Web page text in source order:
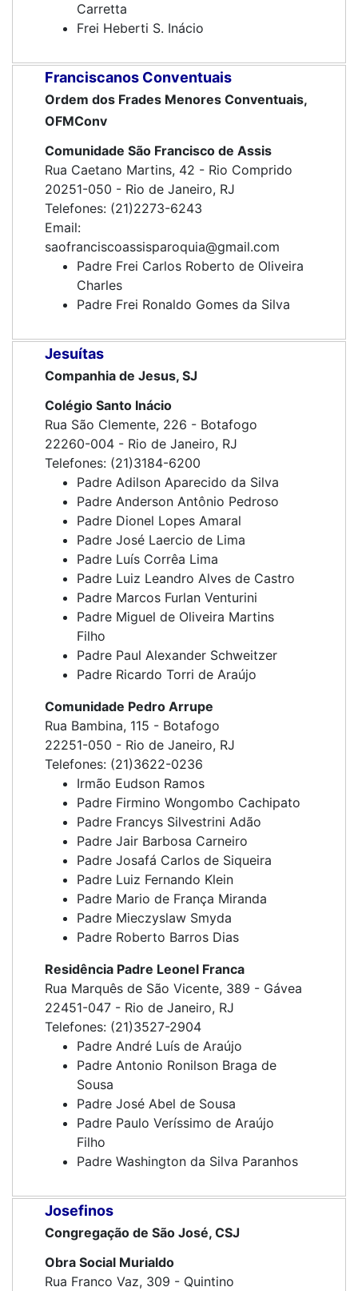
Carretta
Frei Heberti S. Inácio
Franciscanos Conventuais
Ordem dos Frades Menores Conventuais,
OFMConv
Comunidade São Francisco de Assis
Rua Caetano Martins, 42 - Rio Comprido
20251-050 - Rio de Janeiro, RJ
Telefones: (21)2273-6243
Email:
saofranciscoassisparoquia@gmail.com
Padre Frei Carlos Roberto de Oliveira
Charles
Padre Frei Ronaldo Gomes da Silva
Jesuítas
Companhia de Jesus, SJ
Colégio Santo Inácio
Rua São Clemente, 226 - Botafogo
22260-004 - Rio de Janeiro, RJ
Telefones: (21)3184-6200
Padre Adilson Aparecido da Silva
Padre Anderson Antônio Pedroso
Padre Dionel Lopes Amaral
Padre José Laercio de Lima
Padre Luís Corrêa Lima
Padre Luiz Leandro Alves de Castro
Padre Marcos Furlan Venturini
Padre Miguel de Oliveira Martins
Filho
Padre Paul Alexander Schweitzer
Padre Ricardo Torri de Araújo
Comunidade Pedro Arrupe
Rua Bambina, 115 - Botafogo
22251-050 - Rio de Janeiro, RJ
Telefones: (21)3622-0236
Irmão Eudson Ramos
Padre Firmino Wongombo Cachipato
Padre Francys Silvestrini Adão
Padre Jair Barbosa Carneiro
Padre Josafá Carlos de Siqueira
Padre Luiz Fernando Klein
Padre Mario de França Miranda
Padre Mieczyslaw Smyda
Padre Roberto Barros Dias
Residência Padre Leonel Franca
Rua Marquês de São Vicente, 389 - Gávea
22451-047 - Rio de Janeiro, RJ
Telefones: (21)3527-2904
Padre André Luís de Araújo
Padre Antonio Ronilson Braga de
Sousa
Padre José Abel de Sousa
Padre Paulo Veríssimo de Araújo
Filho
Padre Washington da Silva Paranhos
Josefinos
Congregação de São José, CSJ
Obra Social Murialdo
Rua Franco Vaz, 309 - Quintino